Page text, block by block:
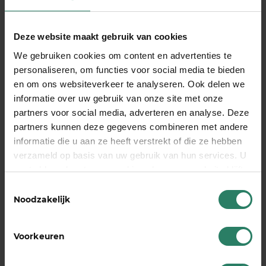
Deze website maakt gebruik van cookies
We gebruiken cookies om content en advertenties te
personaliseren, om functies voor social media te bieden
en om ons websiteverkeer te analyseren. Ook delen we
informatie over uw gebruik van onze site met onze
partners voor social media, adverteren en analyse. Deze
partners kunnen deze gegevens combineren met andere
informatie die u aan ze heeft verstrekt of die ze hebben
verzameld op basis van uw gebruik van hun services. U
gaat akkoord met onze cookies als u onze website blijft
Noodzakelijk
Voorkeuren
deze financiële risico’s.
Hoe regel je continuïteit in je
bedrijf tijdens zwangerschap
en bevalling?
Bedrijfscontinuïteit tijdens je zwangerschap
vereist goede planning en duidelijke
communicatie met klanten. Begin vroeg met het
zwangerschap, zodat je klanten tijdig kunt
Communicatie met klanten is de basis voor een